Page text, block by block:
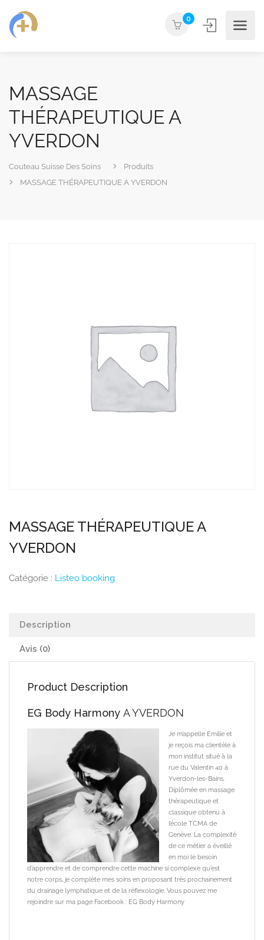
0
MASSAGE
THÉRAPEUTIQUE A
YVERDON
Couteau Suisse Des Soins
Produits
MASSAGE THÉRAPEUTIQUE A YVERDON
MASSAGE THÉRAPEUTIQUE A
YVERDON
Catégorie : Listeo booking
Description
Avis (0)
Product Description
EG Body Harmony A YVERDON
Je m’appelle Emilie et
je reçois ma clientèle à
mon institut situé à la
rue du Valentin 40 à
Yverdon-les-Bains.
Diplômée en massage
thérapeutique et
classique obtenu à
l’école TCMA de
Genève. La complexité
de ce métier a éveillé
en moi le besoin
d’apprendre et de comprendre cette machine si complexe qu’est
notre corps, je complète mes soins en proposant très prochainement
du drainage lymphatique et de la réflexologie. Vous pouvez me
rejoindre sur ma page Facebook : EG Body Harmony